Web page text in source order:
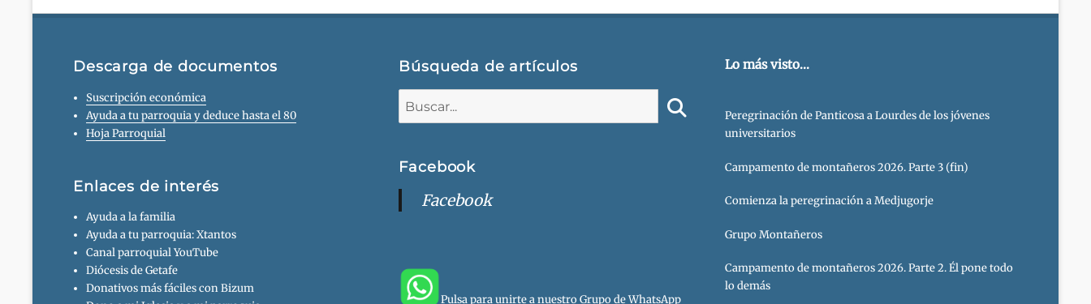
Descarga de documentos
Suscripción económica
Ayuda a tu parroquia y deduce hasta el 80
Hoja Parroquial
Enlaces de interés
Ayuda a la familia
Ayuda a tu parroquia: Xtantos
Canal parroquial YouTube
Diócesis de Getafe
Donativos más fáciles con Bizum
Búsqueda de artículos
Facebook
Facebook
Pulsa para unirte a nuestro Grupo de WhatsApp
Lo más visto...
Peregrinación de Panticosa a Lourdes de los jóvenes
universitarios
Campamento de montañeros 2026. Parte 3 (fin)
Comienza la peregrinación a Medjugorje
Grupo Montañeros
Campamento de montañeros 2026. Parte 2. Él pone todo
lo demás